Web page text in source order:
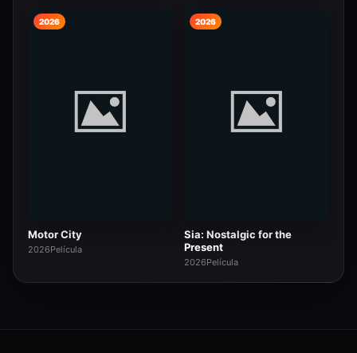
2026
Motor City
2026Película
2026
Sia: Nostalgic for the
Present
2026Película